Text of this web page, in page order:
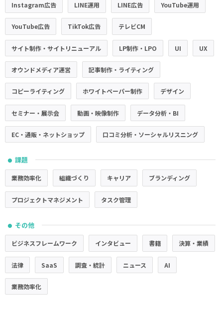
Instagram広告 LINE運用 LINE広告 YouTube運用
YouTube広告 TikTok広告 テレビCM
サイト制作・サイトリニューアル LP制作・LPO UI UX
オウンドメディア運営 記事制作・ライティング
コピーライティング ホワイトペーパー制作 デザイン
セミナー・展示会 動画・映像制作 データ分析・BI
EC・通販・ネットショップ 口コミ分析・ソーシャルリスニング
● 課題
業務効率化 組織づくり キャリア ブランディング
プロジェクトマネジメント タスク管理
● その他
ビジネスフレームワーク インタビュー 書籍 決算・業績
法律 SaaS 調査・統計 ニュース AI
業務効率化